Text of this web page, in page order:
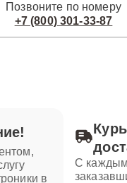
Позвоните по номеру
+7 (800) 301-33-87
в
С